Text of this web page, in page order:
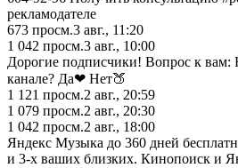
рекламодателе
673 просм.3 авг., 11:20
1 042 просм.3 авг., 10:00
Дорогие подписчики! Вопрос к
канале? ‎Да❤ ‎Нет🍑
1 121 просм.2 авг., 20:59
1 079 просм.2 авг., 20:30
1 042 просм.2 авг., 18:00
Яндекс Музыка до 360 дней
и 3-х ваших близких. Кинопоиск и